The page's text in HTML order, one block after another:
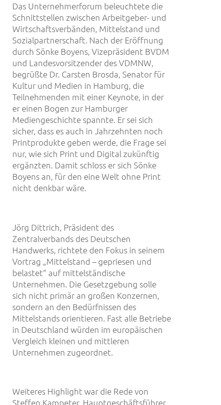
Das Unternehmerforum beleuchtete die
Schnittstellen zwischen Arbeitgeber- und
Wirtschaftsverbänden, Mittelstand und
Sozialpartnerschaft. Nach der Eröffnung
durch Sönke Boyens, Vizepräsident BVDM
und Landesvorsitzender des VDMNW,
begrüßte Dr. Carsten Brosda, Senator für
Kultur und Medien in Hamburg, die
Teilnehmenden mit einer Keynote, in der
er einen Bogen zur Hamburger
Mediengeschichte spannte. Er sei sich
sicher, dass es auch in Jahrzehnten noch
Printprodukte geben werde, die Frage sei
nur, wie sich Print und Digital zukünftig
ergänzten. Damit schloss er sich Sönke
Boyens an, für den eine Welt ohne Print
nicht denkbar wäre.
Jörg Dittrich, Präsident des
Zentralverbands des Deutschen
Handwerks, richtete den Fokus in seinem
Vortrag „Mittelstand – gepriesen und
belastet“ auf mittelständische
Unternehmen. Die Gesetzgebung solle
sich nicht primär an großen Konzernen,
sondern an den Bedürfnissen des
Mittelstands orientieren. Fast alle Betriebe
in Deutschland würden im europäischen
Vergleich kleinen und mittleren
Unternehmen zugeordnet.
Weiteres Highlight war die Rede von
Steffen Kampeter, Hauptgeschäftsführer